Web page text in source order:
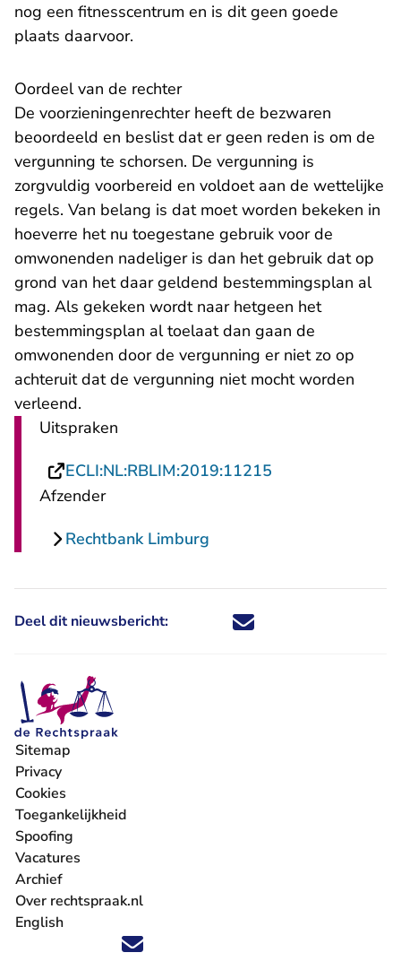
nog een fitnesscentrum en is dit geen goede
plaats daarvoor.
Oordeel van de rechter
De voorzieningenrechter heeft de bezwaren
beoordeeld en beslist dat er geen reden is om de
vergunning te schorsen. De vergunning is
zorgvuldig voorbereid en voldoet aan de wettelijke
regels. Van belang is dat moet worden bekeken in
hoeverre het nu toegestane gebruik voor de
omwonenden nadeliger is dan het gebruik dat op
grond van het daar geldend bestemmingsplan al
mag. Als gekeken wordt naar hetgeen het
bestemmingsplan al toelaat dan gaan de
omwonenden door de vergunning er niet zo op
achteruit dat de vergunning niet mocht worden
verleend.
Uitspraken
ECLI:NL:RBLIM:2019:11215
Afzender
Rechtbank Limburg
Deel dit nieuwsbericht: Deel dit nieuwsbericht via X -
Deel dit nieuwsbericht via
Deel dit nieuwsbericht
Deel dit
Volg ons op X (Twitter) - U verlaat Rechtspraak.nl
Volg ons op Facebook - U verlaat Rechtspraak.nl
Volg ons op Instagram - U verlaat Rechtspraak.nl
Volg ons op Youtube - U verlaat Rechtspraak.nl
Volg ons op LinkedIn - U verlaat
'Blijf op de hoogte' nieuwsbrief - U verlaat
Sitemap
Privacy
Cookies
Toegankelijkheid
Spoofing
Vacatures
- U verlaat Rechtspraak.nl
Archief
Over rechtspraak.nl
English